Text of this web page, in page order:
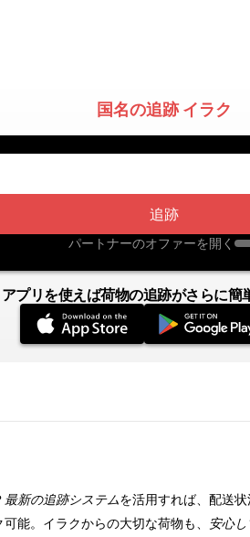
国名の追跡 イラク
追跡
パートナーのオファーを開く
アプリを使えば荷物の追跡がさらに簡
最新の追跡システムを活用すれば、配送
能。イラクからの大切な荷物も、 安心